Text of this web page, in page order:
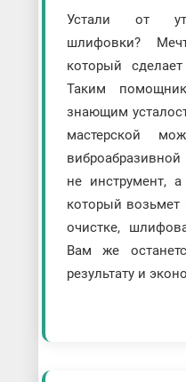
Устали от
шлифовки?
который
Таким
знающим
мастерской
не инструмент,
который возьмет
очистке,
Вам же
результату и